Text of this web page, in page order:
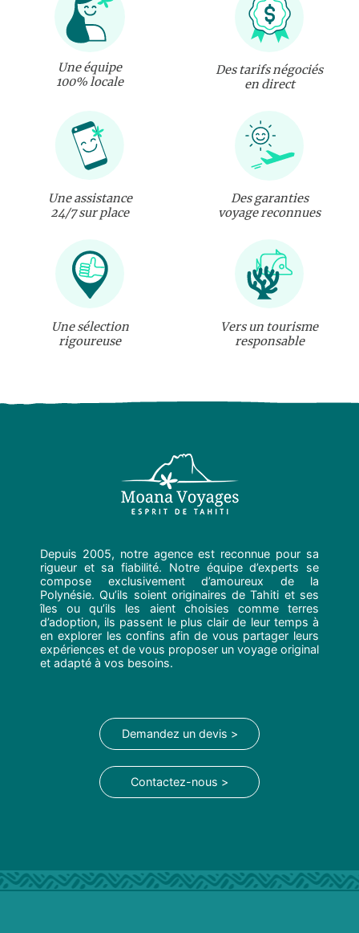
Une équipe
100% locale
Des tarifs négociés
en direct
Une assistance
24/7 sur place
Des garanties
voyage reconnues
Une sélection
rigoureuse
Vers un tourisme
responsable
Depuis 2005, notre agence est reconnue pour sa
rigueur et sa fiabilité. Notre équipe d’experts se
compose exclusivement d’amoureux de la
Polynésie. Qu’ils soient originaires de Tahiti et ses
îles ou qu’ils les aient choisies comme terres
d’adoption, ils passent le plus clair de leur temps à
en explorer les confins afin de vous partager leurs
expériences et de vous proposer un voyage original
et adapté à vos besoins.
Demandez un devis >
Contactez-nous >